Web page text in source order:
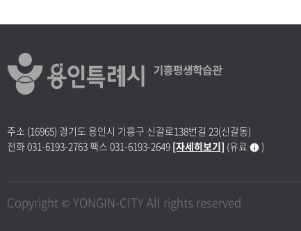
주소 (16965) 경기도 용인시 기흥구 신갈로138번길 23(신갈동)
전화031-6193-2763 팩스 031-6193-2649 [자세히보기] (유료 )
Copyright © YONGIN-CITY All rights reserved